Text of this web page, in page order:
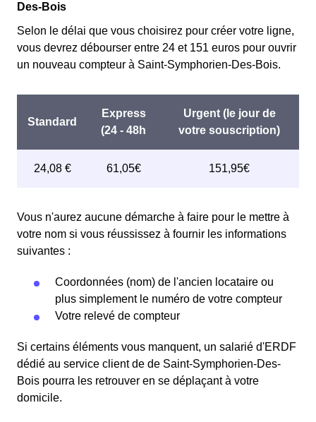
faisant attention à sa consommation en à Saint-
des fournisseurs d'électricité en France et est accessible
avant 1998. Elle implique deux tarifs : pendant 22 jours,
le prix de l'électricité est multiplié par quatre, tandis que
les autres jours de l'année, le prix est réduit de 20% par
rapport au tarif normal en à Saint-Symphorien-Des-Bois.
Des-Bois
Selon le délai que vous choisirez pour créer votre ligne,
vous devrez débourser entre 24 et 151 euros pour ouvrir
un nouveau compteur à Saint-Symphorien-Des-Bois.
Vous n'aurez aucune démarche à faire pour le mettre à
votre nom si vous réussissez à fournir les informations
suivantes :
Coordonnées (nom) de l'ancien locataire ou
plus simplement le numéro de votre compteur
Votre relevé de compteur
Si certains éléments vous manquent, un salarié d'ERDF
dédié au service client de de Saint-Symphorien-Des-
Bois pourra les retrouver en se déplaçant à votre
domicile.